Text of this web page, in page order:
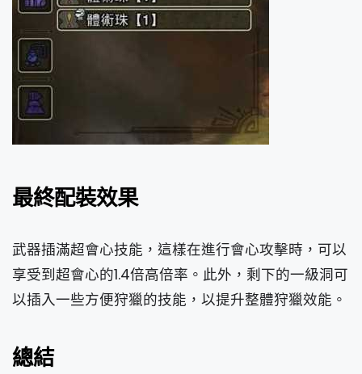
最終配裝效果
武器插滿超會心技能，這樣在進行會心攻擊時，可以
享受到超會心的1.4倍高倍率。此外，剩下的一級洞可
以插入一些方便狩獵的技能，以提升整體狩獵效能。
總結